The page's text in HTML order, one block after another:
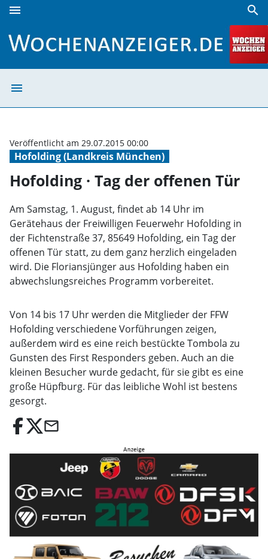
menu search
menu
Hofolding (Landkreis München)
Veröffentlicht am 29.07.2015 00:00
Hofolding · Tag der offenen Tür
Am Samstag, 1. August, findet ab 14 Uhr im
Gerätehaus der Freiwilligen Feuerwehr Hofolding in
der Fichtenstraße 37, 85649 Hofolding, ein Tag der
offenen Tür statt, zu dem ganz herzlich eingeladen
wird. Die Floriansjünger aus Hofolding haben ein
abwechslungsreiches Programm vorbereitet.
Von 14 bis 17 Uhr werden die Mitglieder der FFW
Hofolding verschiedene Vorführungen zeigen,
außerdem wird es eine reich bestückte Tombola zu
Gunsten des First Responders geben. Auch an die
kleinen Besucher wurde gedacht, für sie gibt es eine
große Hüpfburg. Für das leibliche Wohl ist bestens
gesorgt.
email